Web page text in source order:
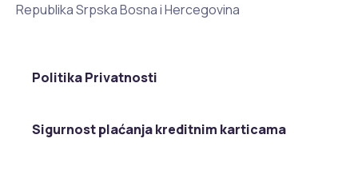
Republika Srpska Bosna i Hercegovina
Politika Privatnosti
Sigurnost plaćanja kreditnim karticama